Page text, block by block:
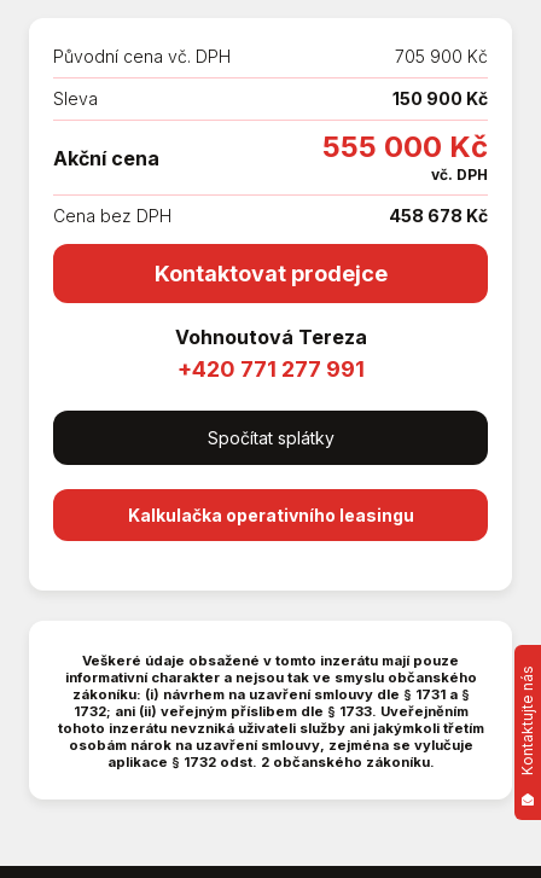
Android Auto
Apple CarPlay
Asistent jízdy v jízdním pruhu
Aut. aktivace výstražných světlometů
Aut. klimatizace
Automatické přepínání dálkových světel
Autorádio
Bezdrátová nabíječka mobilních telefonů
Brzdový asistent
Centrál dálkový
Centrální zamykání
Deaktivace airbagu spolujezdce
Digitální příjem rádia (DAB)
Digitální přístrojový štít
Dělená zadní sedadla
EDS
El. okna
El. sklopná zrcátka
El. startér
El. zrcátka
Hands free
*0714925
Původní cena vč. DPH 705 900 Kč
Sleva 150 900 Kč
Akční cena 555 000 Kč
vč. DPH
Cena bez DPH 458 678 Kč
Kontaktovat prodejce
Vohnoutová Tereza
+420 771 277 991
Spočítat splátky
Kalkulačka operativního leasingu
Veškeré údaje obsažené v tomto inzerátu mají pouze
informativní charakter a nejsou tak ve smyslu občanského
zákoníku: (i) návrhem na uzavření smlouvy dle § 1731 a §
1732; ani (ii) veřejným příslibem dle § 1733. Uveřejněním
tohoto inzerátu nevzniká uživateli služby ani jakýmkoli třetím
osobám nárok na uzavření smlouvy, zejména se vylučuje
aplikace § 1732 odst. 2 občanského zákoníku.
Kontaktujte nás